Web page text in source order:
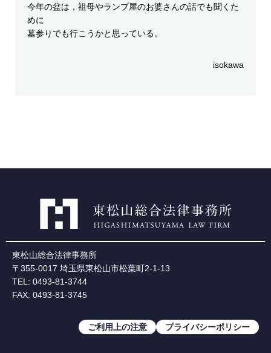
今年の盆は，祖母やランプ屋のお婆さんの話でも聞くた
めに
墓参りでも行こうかと思っている。
isokawa
東松山総合法律事務所
〒355-0017 埼玉県東松山市松葉町2-1-13
TEL: 0493-81-3744
FAX: 0493-81-3745
ご利用上の注意 プライバシーポリシー